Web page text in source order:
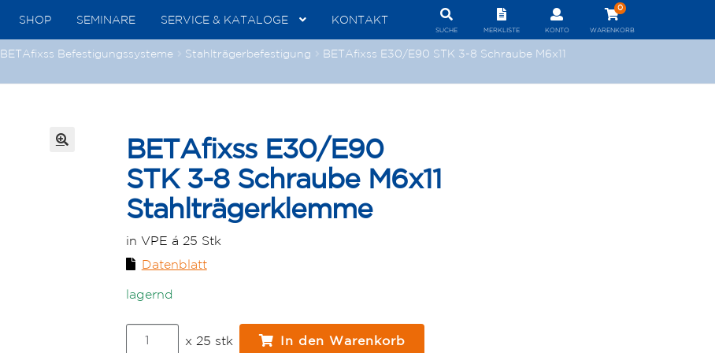
SHOP SEMINARE SERVICE & KATALOGE KONTAKT
WARENKORB
0
KONTO
MERKLISTE
SUCHE
BETAfixss Befestigungssysteme Stahlträgerbefestigung
BETAfixss E30/E90 STK 3-8 Schraube M6x11
BETAfixss E30/E90
STK 3-8 Schraube M6x11
Stahlträgerklemme
in VPE á 25 Stk
Datenblatt
lagernd
E30/E90
x 25 stk In den Warenkorb